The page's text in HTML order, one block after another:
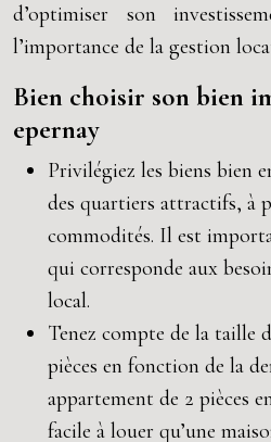
d’optimiser son
l’importance de la gestion
Bien choisir son bien
epernay
Privilégiez les biens bien
des quartiers attractifs, à
commodités. Il est
qui corresponde aux
local.
Tenez compte de la taille
pièces en fonction de la
appartement de 2 pièces
facile à louer qu’une